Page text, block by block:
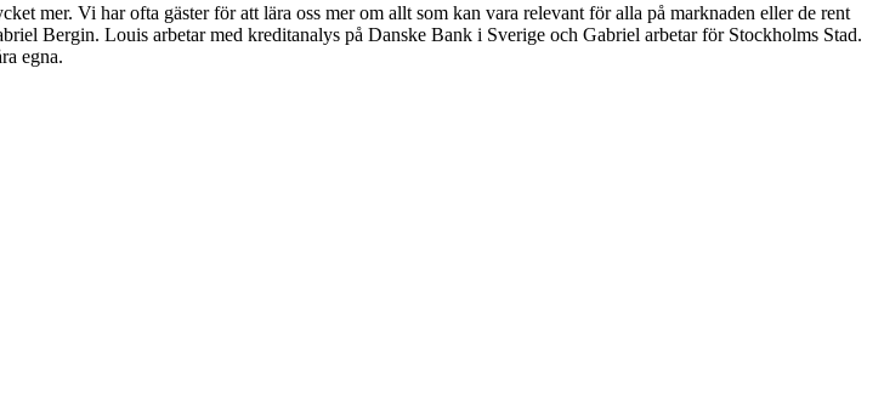
mer. Vi har ofta gäster för att lära oss mer om allt som kan vara relevant för alla på marknaden eller de rent
Bergin. Louis arbetar med kreditanalys på Danske Bank i Sverige och Gabriel arbetar för Stockholms Stad.
egna.